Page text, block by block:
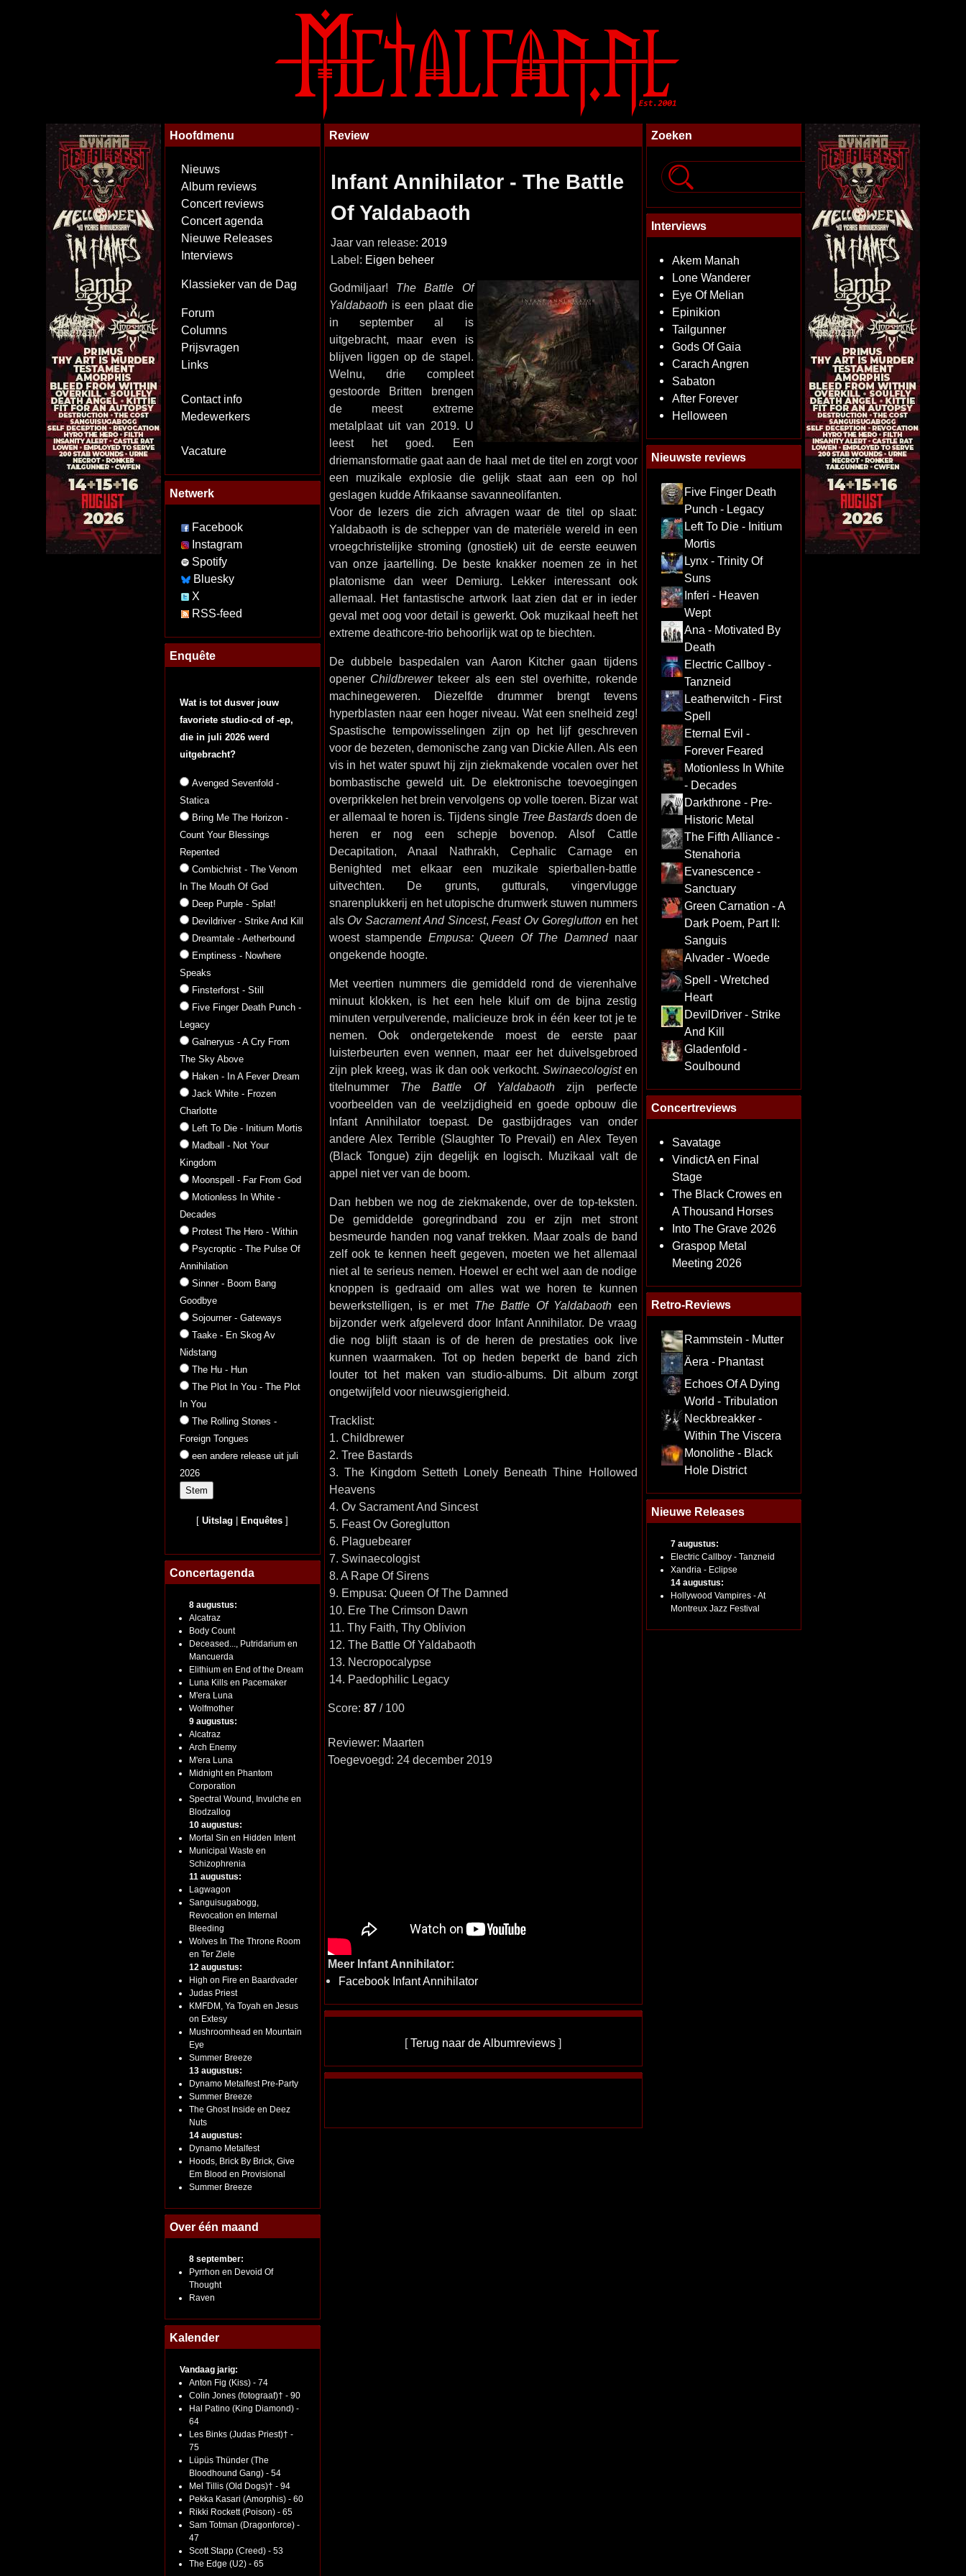
Hoofdmenu
Nieuws
Album reviews
Concert reviews
Concert agenda
Nieuwe Releases
Interviews
Klassieker van de Dag
Forum
Columns
Prijsvragen
Links
Contact info
Medewerkers
Vacature
Netwerk
Facebook
Instagram
Spotify
Bluesky
X
RSS-feed
Enquête
Wat is tot dusver jouw
favoriete studio-cd of -ep,
die in juli 2026 werd
uitgebracht?
Avenged Sevenfold -
Statica
Bring Me The Horizon -
Count Your Blessings
Repented
Combichrist - The Venom
In The Mouth Of God
Deep Purple - Splat!
Devildriver - Strike And Kill
Dreamtale - Aetherbound
Emptiness - Nowhere
Speaks
Finsterforst - Still
Five Finger Death Punch -
Legacy
Galneryus - A Cry From
The Sky Above
Haken - In A Fever Dream
Jack White - Frozen
Charlotte
Left To Die - Initium Mortis
Madball - Not Your
Kingdom
Moonspell - Far From God
Motionless In White -
Decades
Protest The Hero - Within
Psycroptic - The Pulse Of
Annihilation
Sinner - Boom Bang
Goodbye
Sojourner - Gateways
Taake - En Skog Av
Nidstang
The Hu - Hun
The Plot In You - The Plot
In You
The Rolling Stones -
Foreign Tongues
een andere release uit juli
2026
[Uitslag Enquêtes ]
Concertagenda
8 augustus:
Alcatraz
Body Count
Deceased..., Putridarium en
Mancuerda
Elithium en End of the Dream
Luna Kills en Pacemaker
M'era Luna
Wolfmother
9 augustus:
Alcatraz
Arch Enemy
M'era Luna
Midnight en Phantom
Corporation
Spectral Wound, Invulche en
Blodzallog
10 augustus:
Mortal Sin en Hidden Intent
Municipal Waste en
Schizophrenia
11 augustus:
Lagwagon
Sanguisugabogg,
Revocation en Internal
Bleeding
Wolves In The Throne Room
en Ter Ziele
12 augustus:
High on Fire en Baardvader
Judas Priest
KMFDM, Ya Toyah en Jesus
on Extesy
Mushroomhead en Mountain
Eye
Summer Breeze
13 augustus:
Dynamo Metalfest Pre-Party
Summer Breeze
The Ghost Inside en Deez
Nuts
14 augustus:
Dynamo Metalfest
Hoods, Brick By Brick, Give
Em Blood en Provisional
Summer Breeze
Over één maand
8 september:
Pyrrhon en Devoid Of
Thought
Raven
Kalender
Vandaag jarig:
Anton Fig (Kiss) - 74
Colin Jones (fotograaf)† - 90
Hal Patino (King Diamond) -
64
Les Binks (Judas Priest)† -
75
Lüpüs Thünder (The
Bloodhound Gang) - 54
Mel Tillis (Old Dogs)† - 94
Pekka Kasari (Amorphis) - 60
Rikki Rockett (Poison) - 65
Sam Totman (Dragonforce) -
47
Scott Stapp (Creed) - 53
The Edge (U2) - 65
Review
Infant Annihilator - The Battle
Of Yaldabaoth
Jaar van release: 2019
Label: Eigen beheer
Godmiljaar! The Battle Of
Yaldabaothis een plaat die
in september al is
uitgebracht, maar even is
blijven liggen op de stapel.
Welnu, drie compleet
gestoorde Britten brengen
de meest extreme
metalplaat uit van 2019. U
leest het goed. Een
driemansformatie gaat aan de haal met de titel en zorgt voor
een muzikale explosie die gelijk staat aan een op hol
geslagen kudde Afrikaanse savanneolifanten.
Voor de lezers die zich afvragen waar de titel op slaat:
Yaldabaoth is de schepper van de materiële wereld in een
vroegchristelijke stroming (gnostiek) uit de eerste eeuwen
van onze jaartelling. De beste knakker noemen ze in het
platonisme dan weer Demiurg. Lekker interessant ook
allemaal. Het fantastische artwork laat zien dat er in ieder
geval met oog voor detail is gewerkt. Ook muzikaal heeft het
extreme deathcore-trio behoorlijk wat op te biechten.
De dubbele baspedalen van Aaron Kitcher gaan tijdens
opener Childbrewertekeer als een stel overhitte, rokende
machinegeweren. Diezelfde drummer brengt tevens
hyperblasten naar een hoger niveau. Wat een snelheid zeg!
Spastische tempowisselingen zijn op het lijf geschreven
voor de bezeten, demonische zang van Dickie Allen. Als een
vis in het water spuwt hij zijn ziekmakende vocalen over het
bombastische geweld uit. De elektronische toevoegingen
overprikkelen het brein vervolgens op volle toeren. Bizar wat
er allemaal te horen is. Tijdens single Tree Bastardsdoen de
heren er nog een schepje bovenop. Alsof Cattle
Decapitation, Anaal Nathrakh, Cephalic Carnage en
Benighted met elkaar een muzikale spierballen-battle
uitvechten. De grunts, gutturals, vingervlugge
snarenplukkerij en het utopische drumwerk stuwen nummers
als Ov Sacrament And Sincest,Feast Ov Goregluttonen het
woest stampende Empusa: Queen Of The Damnednaar
ongekende hoogte.
Met veertien nummers die gemiddeld rond de vierenhalve
minuut klokken, is het een hele kluif om de bijna zestig
minuten verpulverende, malicieuze brok in één keer tot je te
nemen. Ook ondergetekende moest de eerste paar
luisterbeurten even wennen, maar eer het duivelsgebroed
zijn plek kreeg, was ik dan ook verkocht. Swinaecologisten
titelnummer The Battle Of Yaldabaothzijn perfecte
voorbeelden van de veelzijdigheid en goede opbouw die
Infant Annihilator toepast. De gastbijdrages van onder
andere Alex Terrible (Slaughter To Prevail) en Alex Teyen
(Black Tongue) zijn degelijk en logisch. Muzikaal valt de
appel niet ver van de boom.
Dan hebben we nog de ziekmakende, over de top-teksten.
De gemiddelde goregrindband zou er zijn met stront
besmeurde handen nog vanaf trekken. Maar zoals de band
zelf ook te kennen heeft gegeven, moeten we het allemaal
niet al te serieus nemen. Hoewel er echt wel aan de nodige
knoppen is gedraaid om alles wat we horen te kunnen
bewerkstelligen, is er met The Battle Of Yaldabaoth een
bijzonder werk afgeleverd door Infant Annihilator. De vraag
die nog blijft staan is of de heren de prestaties ook live
kunnen waarmaken. Tot op heden beperkt de band zich
louter tot het maken van studio-albums. Dit album zorgt
ongetwijfeld voor nieuwsgierigheid.
Tracklist:
1. Childbrewer
2. Tree Bastards
3. The Kingdom Setteth Lonely Beneath Thine Hollowed
Heavens
4. Ov Sacrament And Sincest
5. Feast Ov Goreglutton
6. Plaguebearer
7. Swinaecologist
8. A Rape Of Sirens
9. Empusa: Queen Of The Damned
10. Ere The Crimson Dawn
11. Thy Faith, Thy Oblivion
12. The Battle Of Yaldabaoth
13. Necropocalypse
14. Paedophilic Legacy
Score: 87/ 100
Reviewer: Maarten
Toegevoegd: 24 december 2019
Meer Infant Annihilator:
Facebook Infant Annihilator
[Terug naar de Albumreviews ]
Zoeken
Interviews
Akem Manah
Lone Wanderer
Eye Of Melian
Epinikion
Tailgunner
Gods Of Gaia
Carach Angren
Sabaton
After Forever
Helloween
Nieuwste reviews
Five Finger Death
Punch - Legacy
Left To Die - Initium
Mortis
Lynx - Trinity Of
Suns
Inferi - Heaven
Wept
Ana - Motivated By
Death
Electric Callboy -
Tanzneid
Leatherwitch - First
Spell
Eternal Evil -
Forever Feared
Motionless In White
- Decades
Darkthrone - Pre-
Historic Metal
The Fifth Alliance -
Stenahoria
Evanescence -
Sanctuary
Green Carnation - A
Dark Poem, Part II:
Sanguis
Alvader - Woede
Spell - Wretched
Heart
DevilDriver - Strike
And Kill
Gladenfold -
Soulbound
Concertreviews
Savatage
VindictA en Final
Stage
The Black Crowes en
A Thousand Horses
Into The Grave 2026
Graspop Metal
Meeting 2026
Retro-Reviews
Rammstein - Mutter
Äera - Phantast
Echoes Of A Dying
World - Tribulation
Neckbreakker -
Within The Viscera
Monolithe - Black
Hole District
Nieuwe Releases
7 augustus:
Electric Callboy - Tanzneid
Xandria - Eclipse
14 augustus:
Hollywood Vampires - At
Montreux Jazz Festival